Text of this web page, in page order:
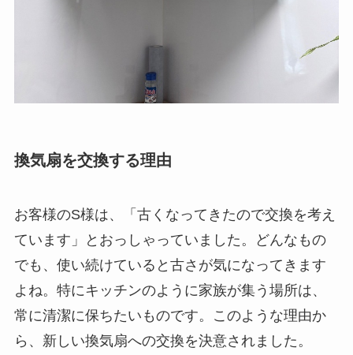
換気扇を交換する理由
お客様のS様は、「古くなってきたので交換を考え
ています」とおっしゃっていました。どんなもの
でも、使い続けていると古さが気になってきます
よね。特にキッチンのように家族が集う場所は、
常に清潔に保ちたいものです。このような理由か
ら、新しい換気扇への交換を決意されました。